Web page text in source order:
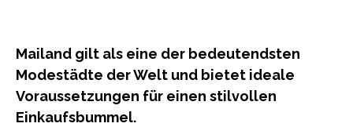
Mailand gilt als eine der bedeutendsten
Modestädte der Welt und bietet ideale
Voraussetzungen für einen stilvollen
Einkaufsbummel.